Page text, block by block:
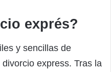
exprés?
y sencillas de
express. Tras la